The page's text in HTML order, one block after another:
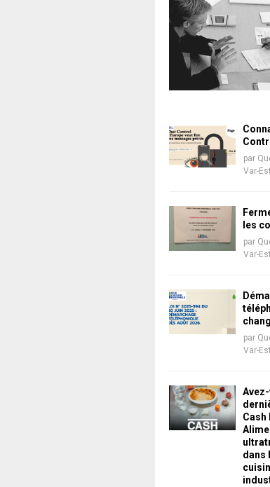
par
Var-Est
les
par
Var-Est
par
Var-Est
Cash
dans